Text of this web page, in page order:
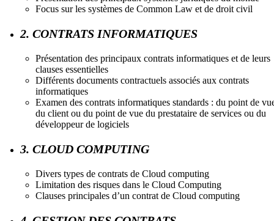
Focus sur les systèmes de Common Law et de droit civil
2. CONTRATS INFORMATIQUES
Présentation des principaux contrats informatiques et de leurs
clauses essentielles
Différents documents contractuels associés aux contrats
informatiques
Examen des contrats informatiques standards : du point de
du client ou du point de vue du prestataire de services ou du
développeur de logiciels
3. CLOUD COMPUTING
Divers types de contrats de Cloud computing
Limitation des risques dans le Cloud Computing
Clauses principales d’un contrat de Cloud computing